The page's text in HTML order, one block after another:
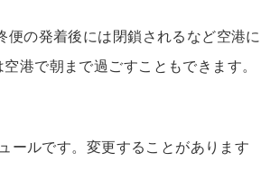
の発着後には閉鎖されるなど空港に
港で朝まで過ごすこともできます。
ールです。変更することがあります